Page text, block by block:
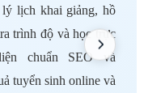
lý lịch khai giảng, hồ
trình độ và học trực
chuẩn SEO và
tuyển sinh online và